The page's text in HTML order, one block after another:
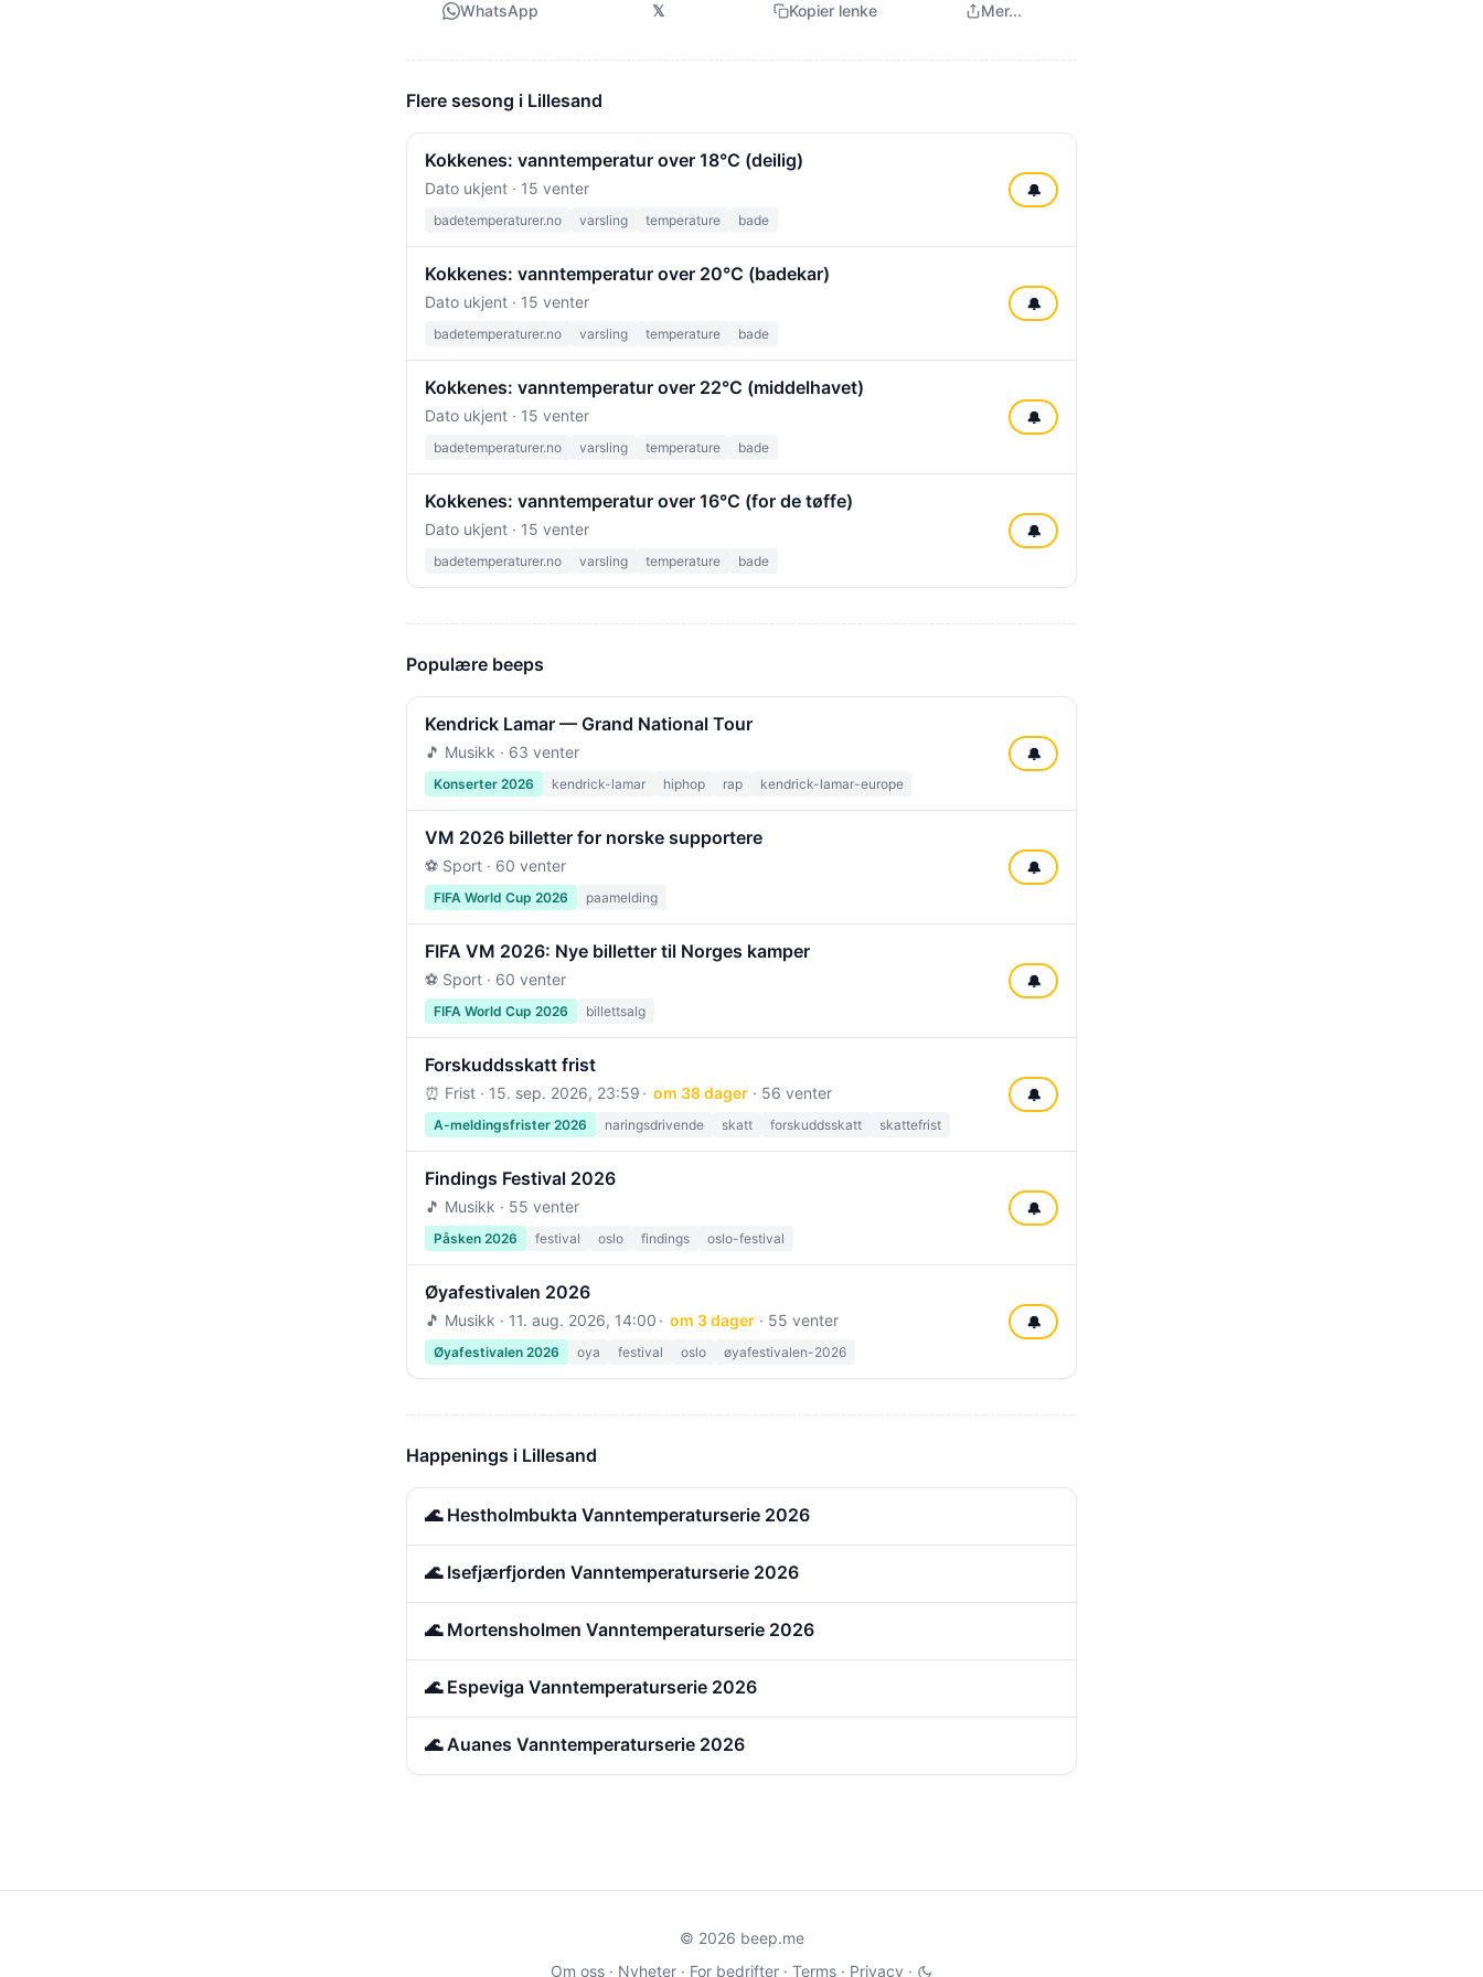
WhatsApp 𝕏 Kopier lenke Mer...
Flere sesong i Lillesand
Kokkenes: vanntemperatur over 18°C (deilig)
Dato ukjent · 15 venter
badetemperaturer.no varsling temperature bade
🔔
Kokkenes: vanntemperatur over 20°C (badekar)
Dato ukjent · 15 venter
badetemperaturer.no varsling temperature bade
🔔
Kokkenes: vanntemperatur over 22°C (middelhavet)
Dato ukjent · 15 venter
badetemperaturer.no varsling temperature bade
🔔
Kokkenes: vanntemperatur over 16°C (for de tøffe)
Dato ukjent · 15 venter
badetemperaturer.no varsling temperature bade
🔔
Populære beeps
Kendrick Lamar — Grand National Tour
🎵 Musikk · 63 venter
Konserter 2026 kendrick-lamar hiphop rap kendrick-lamar-europe
🔔
VM 2026 billetter for norske supportere
⚽ Sport · 60 venter
FIFA World Cup 2026 paamelding
🔔
FIFA VM 2026: Nye billetter til Norges kamper
⚽ Sport · 60 venter
FIFA World Cup 2026 billettsalg
🔔
Forskuddsskatt frist
⏰ Frist · 15. sep. 2026, 23:59 om 38 dager· 56 venter
A-meldingsfrister 2026 naringsdrivende skatt forskuddsskatt skattefrist
🔔
Findings Festival 2026
🎵 Musikk · 55 venter
Påsken 2026 festival oslo findings oslo-festival
🔔
Øyafestivalen 2026
🎵 Musikk · 11. aug. 2026, 14:00 om 3 dager· 55 venter
Øyafestivalen 2026 oya festival oslo øyafestivalen-2026
🔔
Happenings i Lillesand
🌊 Hestholmbukta Vanntemperaturserie 2026
🌊 Isefjærfjorden Vanntemperaturserie 2026
🌊 Mortensholmen Vanntemperaturserie 2026
🌊 Espeviga Vanntemperaturserie 2026
🌊 Auanes Vanntemperaturserie 2026
© 2026 beep.me
Om oss · Nyheter · For bedrifter · Terms · Privacy ·